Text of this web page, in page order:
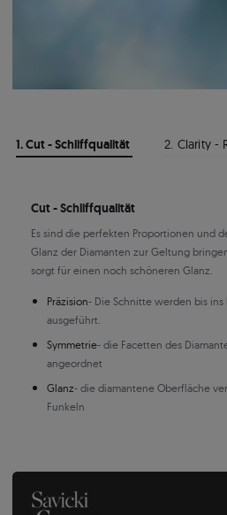
1. Cut - Schliffqualität 2. Clarity -
Cut - Schliffqualität
Es sind die perfekten Proportionen und
Glanz der Diamanten zur Geltung
sorgt für einen noch schöneren Glanz.
Präzision- Die Schnitte werden bis
ausgeführt.
Symmetrie- die Facetten des
angeordnet
Glanz- die diamantene Oberfläche
Funkeln